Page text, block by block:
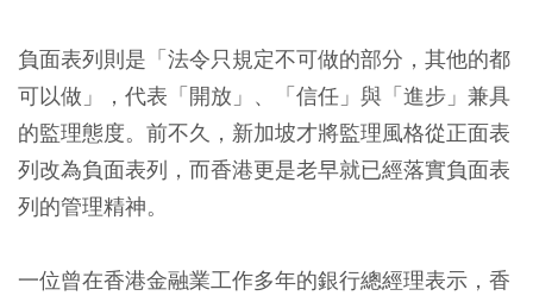
負面表列則是「法令只規定不可做的部分，其他的都
可以做」，代表「開放」、「信任」與「進步」兼具
的監理態度。前不久，新加坡才將監理風格從正面表
列改為負面表列，而香港更是老早就已經落實負面表
列的管理精神。
一位曾在香港金融業工作多年的銀行總經理表示，香